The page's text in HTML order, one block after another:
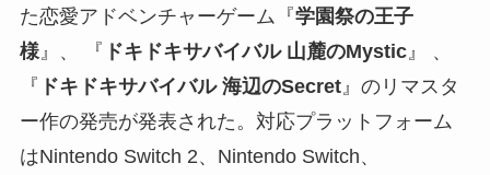
た恋愛アドベンチャーゲーム『学園祭の王子
様』、 『 ドキドキサバイバル 山麓のMystic』 、
『 ドキドキサバイバル 海辺のSecret』のリマスタ
ー作の発売が発表された。対応プラットフォーム
はNintendo Switch 2、Nintendo Switch、